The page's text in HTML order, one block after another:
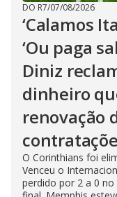
DO R7/07/08/2026
‘Calamos
‘Ou paga
Diniz
dinheiro
renovação
O Corinthians foi
Venceu o
perdido por 2 a 0